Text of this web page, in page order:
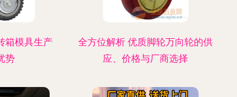
箱模具生产
势
全方位解析 优质脚轮万向轮的供
应、价格与厂商选择